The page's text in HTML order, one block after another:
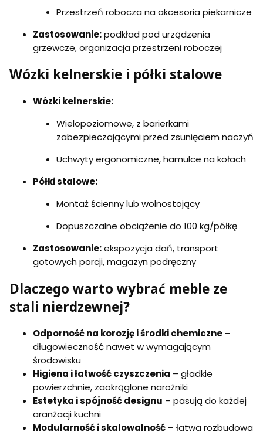
Przestrzeń robocza na akcesoria piekarnicze
Zastosowanie:podkład pod urządzenia
grzewcze, organizacja przestrzeni roboczej
Wózki kelnerskie i półki stalowe
Wózki kelnerskie:
Wielopoziomowe, z barierkami
zabezpieczającymi przed zsunięciem naczyń
Uchwyty ergonomiczne, hamulce na kołach
Półki stalowe:
Montaż ścienny lub wolnostojący
Dopuszczalne obciążenie do 100 kg/półkę
Zastosowanie:ekspozycja dań, transport
gotowych porcji, magazyn podręczny
Dlaczego warto wybrać meble ze
stali nierdzewnej?
Odporność na korozję i środki chemiczne –
długowieczność nawet w wymagającym
środowisku
Higiena i łatwość czyszczenia – gładkie
powierzchnie, zaokrąglone narożniki
Estetyka i spójność designu – pasują do każdej
aranżacji kuchni
Modularność i skalowalność – łatwa rozbudowa